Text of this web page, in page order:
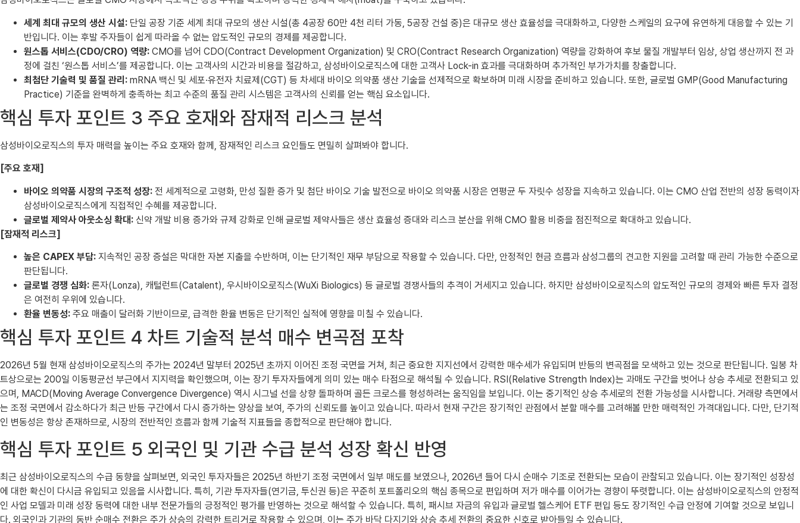
세계 최대 규모의 생산 시설: 단일 공장 기준 세계 최대 규모의 생산 시설(총 4공장 60만 4천 리터 가동, 5공장 건설 중)은 대규모 생산 효율성을 극대화하고, 다양한 스케일의 요구에 유연하게 대응할 수 있는 기
반입니다. 이는 후발 주자들이 쉽게 따라올 수 없는 압도적인 규모의 경제를 제공합니다.
원스톱 서비스(CDO/CRO) 역량: CMO를 넘어 CDO(Contract Development Organization) 및 CRO(Contract Research Organization) 역량을 강화하여 후보 물질 개발부터 임상, 상업 생산까지 전 과
정에 걸친 ‘원스톱 서비스’를 제공합니다. 이는 고객사의 시간과 비용을 절감하고, 삼성바이오로직스에 대한 고객사 Lock-in 효과를 극대화하며 추가적인 부가가치를 창출합니다.
최첨단 기술력 및 품질 관리: mRNA 백신 및 세포·유전자 치료제(CGT) 등 차세대 바이오 의약품 생산 기술을 선제적으로 확보하며 미래 시장을 준비하고 있습니다. 또한, 글로벌 GMP(Good Manufacturing
Practice) 기준을 완벽하게 충족하는 최고 수준의 품질 관리 시스템은 고객사의 신뢰를 얻는 핵심 요소입니다.
핵심 투자 포인트 3 주요 호재와 잠재적 리스크 분석
삼성바이오로직스의 투자 매력을 높이는 주요 호재와 함께, 잠재적인 리스크 요인들도 면밀히 살펴봐야 합니다.
[주요 호재]
바이오 의약품 시장의 구조적 성장: 전 세계적으로 고령화, 만성 질환 증가 및 첨단 바이오 기술 발전으로 바이오 의약품 시장은 연평균 두 자릿수 성장을 지속하고 있습니다. 이는 CMO 산업 전반의 성장 동력이자
삼성바이오로직스에게 직접적인 수혜를 제공합니다.
글로벌 제약사 아웃소싱 확대: 신약 개발 비용 증가와 규제 강화로 인해 글로벌 제약사들은 생산 효율성 증대와 리스크 분산을 위해 CMO 활용 비중을 점진적으로 확대하고 있습니다.
[잠재적 리스크]
높은 CAPEX 부담: 지속적인 공장 증설은 막대한 자본 지출을 수반하며, 이는 단기적인 재무 부담으로 작용할 수 있습니다. 다만, 안정적인 현금 흐름과 삼성그룹의 견고한 지원을 고려할 때 관리 가능한 수준으로
판단됩니다.
글로벌 경쟁 심화: 론자(Lonza), 캐털런트(Catalent), 우시바이오로직스(WuXi Biologics) 등 글로벌 경쟁사들의 추격이 거세지고 있습니다. 하지만 삼성바이오로직스의 압도적인 규모의 경제와 빠른 투자 결정
은 여전히 우위에 있습니다.
환율 변동성: 주요 매출이 달러화 기반이므로, 급격한 환율 변동은 단기적인 실적에 영향을 미칠 수 있습니다.
핵심 투자 포인트 4 차트 기술적 분석 매수 변곡점 포착
2026년 5월 현재 삼성바이오로직스의 주가는 2024년 말부터 2025년 초까지 이어진 조정 국면을 거쳐, 최근 중요한 지지선에서 강력한 매수세가 유입되며 반등의 변곡점을 모색하고 있는 것으로 판단됩니다. 일봉 차
트상으로는 200일 이동평균선 부근에서 지지력을 확인했으며, 이는 장기 투자자들에게 의미 있는 매수 타점으로 해석될 수 있습니다. RSI(Relative Strength Index)는 과매도 구간을 벗어나 상승 추세로 전환되고 있
으며, MACD(Moving Average Convergence Divergence) 역시 시그널 선을 상향 돌파하며 골든 크로스를 형성하려는 움직임을 보입니다. 이는 중기적인 상승 추세로의 전환 가능성을 시사합니다. 거래량 측면에서
는 조정 국면에서 감소하다가 최근 반등 구간에서 다시 증가하는 양상을 보여, 주가의 신뢰도를 높이고 있습니다. 따라서 현재 구간은 장기적인 관점에서 분할 매수를 고려해볼 만한 매력적인 가격대입니다. 다만, 단기적
인 변동성은 항상 존재하므로, 시장의 전반적인 흐름과 함께 기술적 지표들을 종합적으로 판단해야 합니다.
핵심 투자 포인트 5 외국인 및 기관 수급 분석 성장 확신 반영
최근 삼성바이오로직스의 수급 동향을 살펴보면, 외국인 투자자들은 2025년 하반기 조정 국면에서 일부 매도를 보였으나, 2026년 들어 다시 순매수 기조로 전환되는 모습이 관찰되고 있습니다. 이는 장기적인 성장성
에 대한 확신이 다시금 유입되고 있음을 시사합니다. 특히, 기관 투자자들(연기금, 투신권 등)은 꾸준히 포트폴리오의 핵심 종목으로 편입하며 저가 매수를 이어가는 경향이 뚜렷합니다. 이는 삼성바이오로직스의 안정적
인 사업 모델과 미래 성장 동력에 대한 내부 전문가들의 긍정적인 평가를 반영하는 것으로 해석할 수 있습니다. 특히, 패시브 자금의 유입과 글로벌 헬스케어 ETF 편입 등도 장기적인 수급 안정에 기여할 것으로 보입니
다. 외국인과 기관의 동반 순매수 전환은 주가 상승의 강력한 트리거로 작용할 수 있으며, 이는 주가 바닥 다지기와 상승 추세 전환의 중요한 신호로 받아들일 수 있습니다.